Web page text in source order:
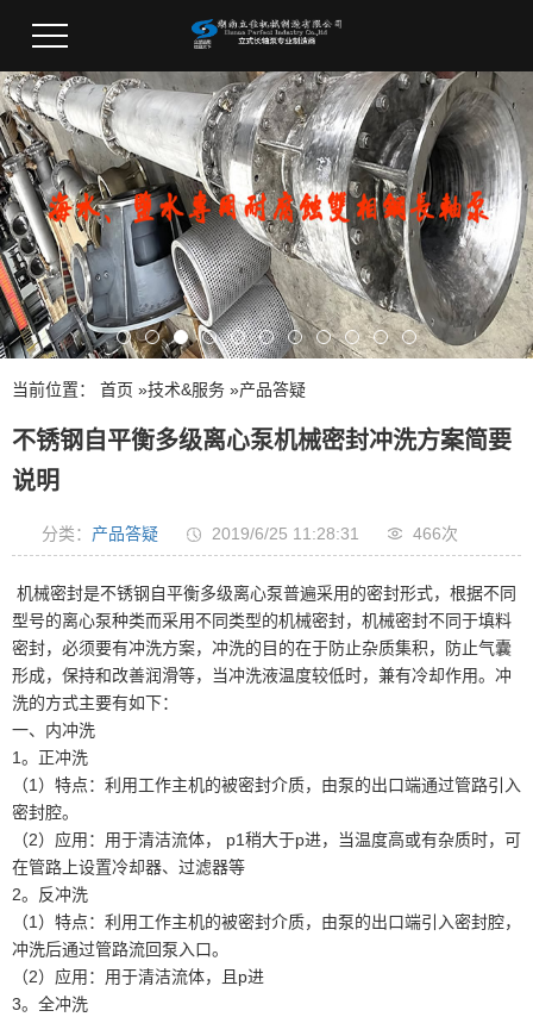
当前位置： 首页 »技术&服务 »产品答疑
不锈钢自平衡多级离心泵机械密封冲洗方案简要
说明
分类： 产品答疑 2019/6/25 11:28:31 466次
机械密封是不锈钢自平衡多级离心泵普遍采用的密封形式，根据不同
型号的离心泵种类而采用不同类型的机械密封，机械密封不同于填料
密封，必须要有冲洗方案，冲洗的目的在于防止杂质集积，防止气囊
形成，保持和改善润滑等，当冲洗液温度较低时，兼有冷却作用。冲
洗的方式主要有如下：
一、内冲洗
1。正冲洗
（1）特点：利用工作主机的被密封介质，由泵的出口端通过管路引入
密封腔。
（2）应用：用于清洁流体， p1稍大于p进，当温度高或有杂质时，可
在管路上设置冷却器、过滤器等
2。反冲洗
（1）特点：利用工作主机的被密封介质，由泵的出口端引入密封腔，
冲洗后通过管路流回泵入口。
（2）应用：用于清洁流体，且p进
3。全冲洗